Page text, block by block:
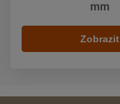
mm
Zobrazit